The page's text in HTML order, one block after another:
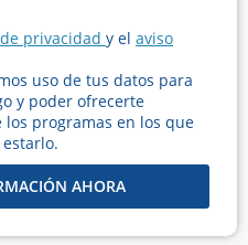
privacidad y el aviso
uso de tus datos para
y poder ofrecerte
programas en los que
AHORA